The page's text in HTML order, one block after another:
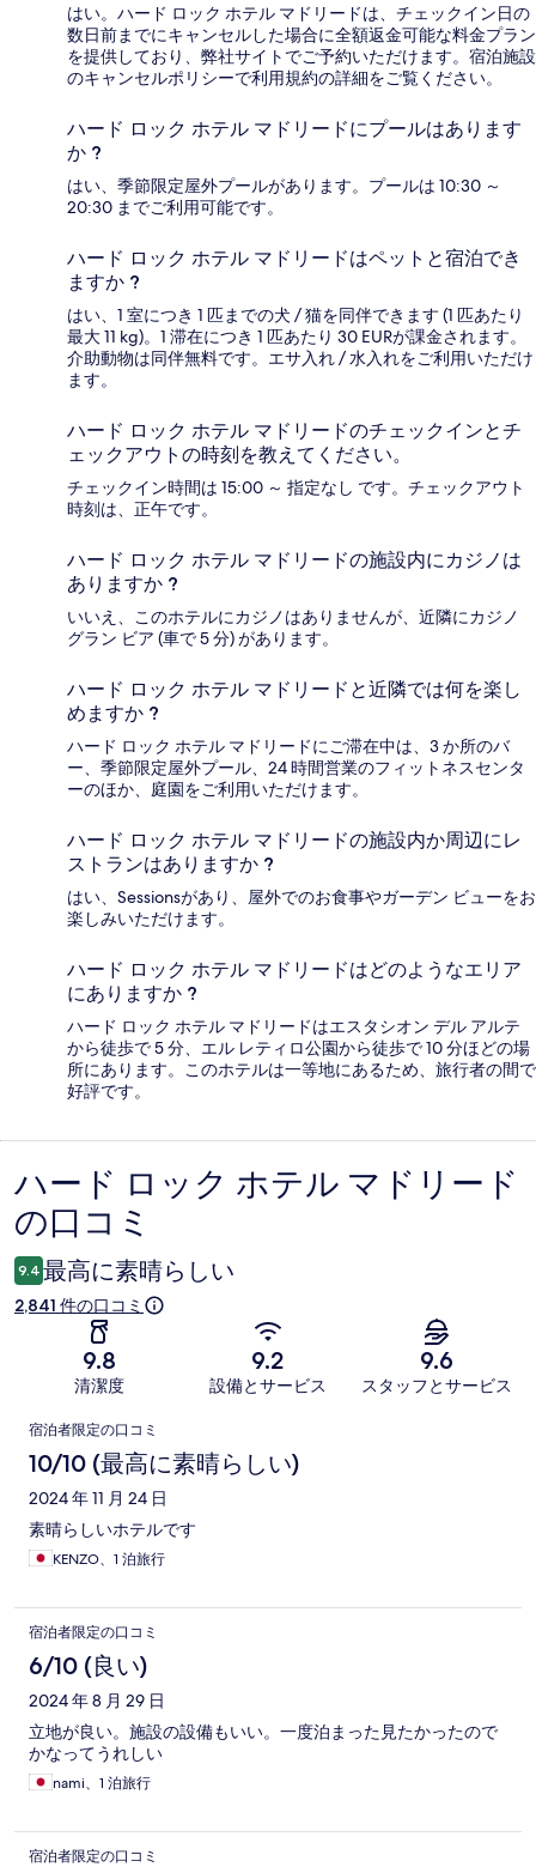
はい。ハード ロック ホテル マドリードは、チェックイン日の
数日前までにキャンセルした場合に全額返金可能な料金プラン
を提供しており、弊社サイトでご予約いただけます。宿泊施設
のキャンセルポリシーで利用規約の詳細をご覧ください。
ハード ロック ホテル マドリードにプールはあります
か ?
はい、季節限定屋外プールがあります。プールは 10:30 ～
20:30 までご利用可能です。
ハード ロック ホテル マドリードはペットと宿泊でき
ますか ?
はい、1 室につき 1 匹までの犬 / 猫を同伴できます (1 匹あたり
最大 11 kg)。1 滞在につき 1 匹あたり 30 EURが課金されます。
介助動物は同伴無料です。エサ入れ / 水入れをご利用いただけ
ます。
ハード ロック ホテル マドリードのチェックインとチ
ェックアウトの時刻を教えてください。
チェックイン時間は 15:00 ～ 指定なし です。チェックアウト
時刻は、正午です。
ハード ロック ホテル マドリードの施設内にカジノは
ありますか ?
いいえ、このホテルにカジノはありませんが、近隣にカジノ
グラン ビア (車で 5 分) があります。
ハード ロック ホテル マドリードと近隣では何を楽し
めますか ?
ハード ロック ホテル マドリードにご滞在中は、3 か所のバ
ー、季節限定屋外プール、24 時間営業のフィットネスセンタ
ーのほか、庭園をご利用いただけます。
ハード ロック ホテル マドリードの施設内か周辺にレ
ストランはありますか ?
はい、Sessionsがあり、屋外でのお食事やガーデン ビューをお
楽しみいただけます。
ハード ロック ホテル マドリードはどのようなエリア
にありますか ?
ハード ロック ホテル マドリードはエスタシオン デル アルテ
から徒歩で 5 分、エル レティロ公園から徒歩で 10 分ほどの場
所にあります。このホテルは一等地にあるため、旅行者の間で
好評です。
口
コ
ミ
ハード ロック ホテル マドリード
の口コミ
9.4 最高に素晴らしい
2,841 件の口コミ
9.8
清潔度
9.2
設備とサービス
9.6
スタッフとサービス
口
コ
ミ
宿泊者限定の口コミ
10/10 (最高に素晴らしい)
2024 年 11 月 24 日
素晴らしいホテルです
KENZO、1 泊旅行
宿泊者限定の口コミ
6/10 (良い)
2024 年 8 月 29 日
立地が良い。施設の設備もいい。一度泊まった見たかったので
かなってうれしい
nami、1 泊旅行
宿泊者限定の口コミ